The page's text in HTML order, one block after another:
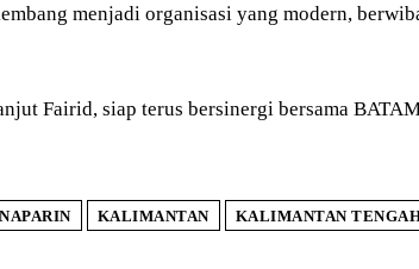
menjadi organisasi yang modern,
Fairid, siap terus bersinergi bersama
KALIMANTAN KALIMANTAN